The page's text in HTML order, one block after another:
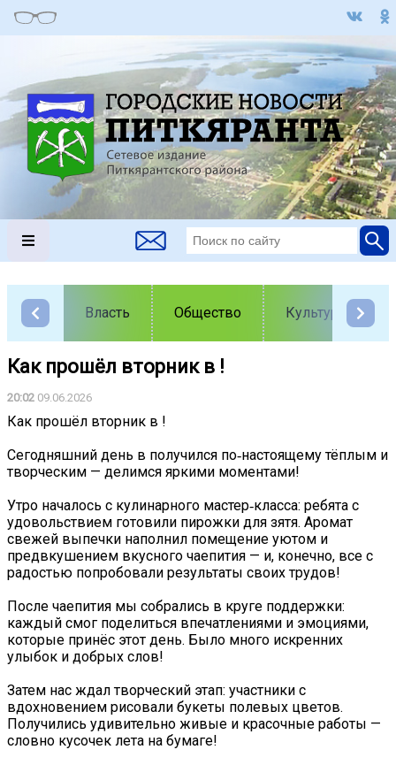
Власть Общество Культура
Как прошёл вторник в !
20:02 09.06.2026
Как прошёл вторник в !
Сегодняшний день в получился по‑настоящему тёплым и
творческим — делимся яркими моментами! ️
️Утро началось с кулинарного мастер‑класса: ребята с
удовольствием готовили пирожки для зятя. Аромат
свежей выпечки наполнил помещение уютом и
предвкушением вкусного чаепития — и, конечно, все с
радостью попробовали результаты своих трудов!️
После чаепития мы собрались в круге поддержки:
каждый смог поделиться впечатлениями и эмоциями,
которые принёс этот день. Было много искренних
улыбок и добрых слов!
Затем нас ждал творческий этап: участники с
вдохновением рисовали букеты полевых цветов.
Получились удивительно живые и красочные работы —
словно кусочек лета на бумаге!